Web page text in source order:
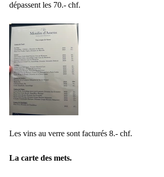
dépassent les 70.- chf.
Les vins au verre sont facturés 8.- chf.
La carte des mets.